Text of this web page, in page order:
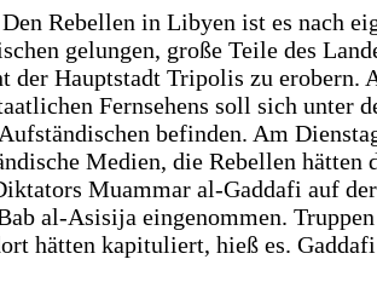
Rebellen in Libyen ist es nach
gelungen, große Teile des
der Hauptstadt Tripolis zu erobern.
Fernsehens soll sich unter
befinden. Am
Medien, die Rebellen hätten
Muammar al-Gaddafi auf der
al-Asisija eingenommen. Truppen
hätten kapituliert, hieß es.